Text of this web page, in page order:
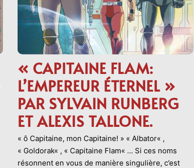
« CAPITAINE FLAM:
L’EMPEREUR ÉTERNEL »
PAR SYLVAIN RUNBERG
ET ALEXIS TALLONE.
« ô Capitaine, mon Capitaine! » « Albator« ,
« Goldorak« , « Capitaine Flam« … Si ces noms
résonnent en vous de manière singulière, c’est